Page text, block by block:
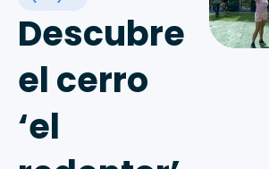
Descubre
el cerro
‘el